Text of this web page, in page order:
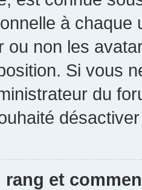
à chaque
ou non les
Si vous
du
rang et